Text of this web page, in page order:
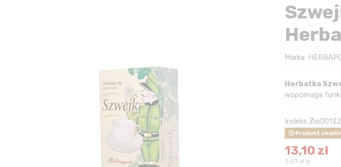
Marka:
Herbatka
wspomaga
Indeks
Produkt
13,10 zł
0,33 zł g